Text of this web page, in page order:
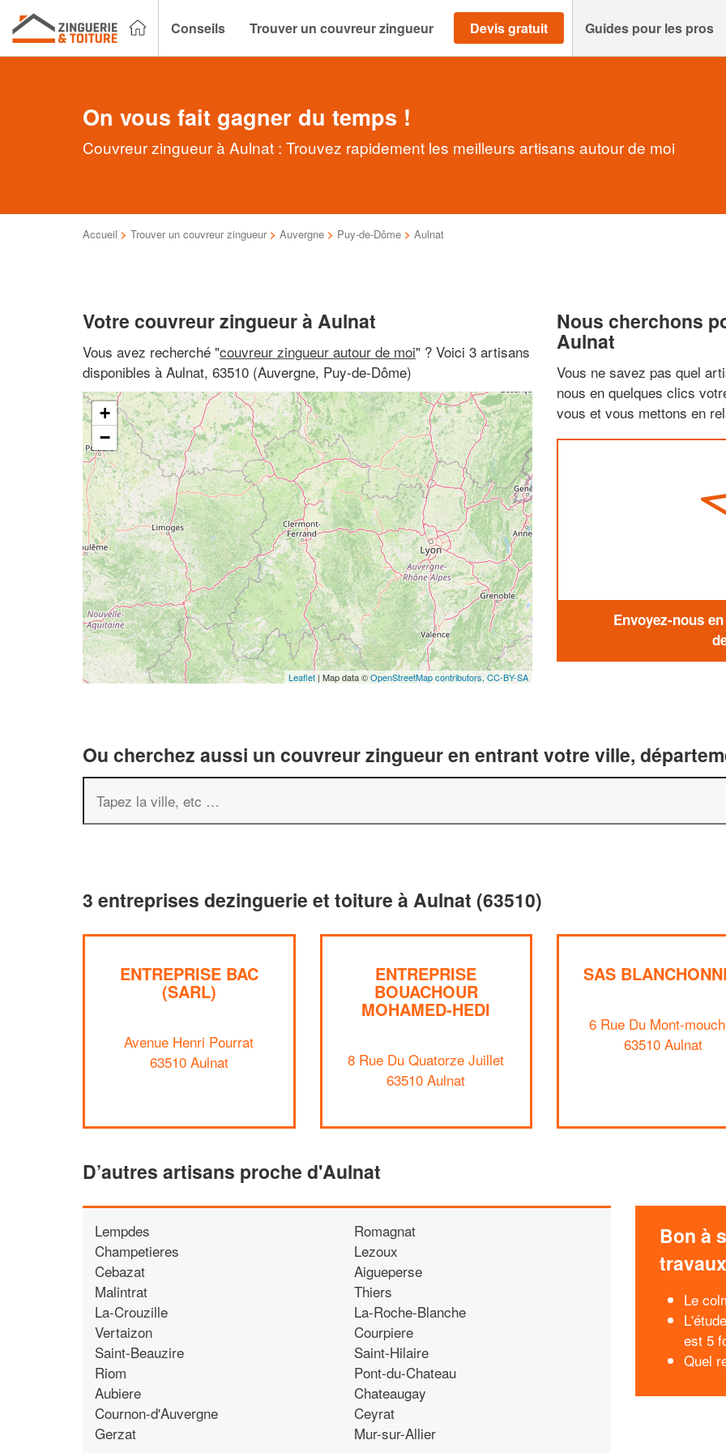
Conseils Trouver un couvreur zingueur Devis gratuit Guides pour les pros
On vous fait gagner du temps !
Couvreur zingueur à Aulnat : Trouvez rapidement les meilleurs artisans autour de moi
Accueil > Trouver un couvreur zingueur > Auvergne > Puy-de-Dôme > Aulnat
Votre couvreur zingueur à Aulnat
Vous avez recherché "couvreur zingueur autour de moi" ? Voici 3 artisans
disponibles à Aulnat, 63510 (Auvergne, Puy-de-Dôme)
+
−
Leaflet | Map data ©OpenStreetMap contributors, CC-BY-SA
Nous cherchons
Aulnat
Vous ne savez pas quel
nous en quelques clics
vous et vous mettons en
Envoyez-nous
Ou cherchez aussi un couvreur zingueur en entrant votre ville,
3 entreprises dezinguerie et toiture à Aulnat (63510)
ENTREPRISE BAC
(SARL)
Avenue Henri Pourrat
63510 Aulnat
ENTREPRISE
BOUACHOUR
MOHAMED-HEDI
8 Rue Du Quatorze Juillet
63510 Aulnat
SAS
6 Rue Du Mont-
63510 Aulnat
D’autres artisans proche d'Aulnat
Lempdes
Champetieres
Cebazat
Malintrat
La-Crouzille
Vertaizon
Saint-Beauzire
Riom
Aubiere
Cournon-d'Auvergne
Gerzat
Romagnat
Lezoux
Aigueperse
Thiers
La-Roche-Blanche
Courpiere
Saint-Hilaire
Pont-du-Chateau
Chateaugay
Ceyrat
Mur-sur-Allier
Bon à
travaux
Le
est 5
Quel